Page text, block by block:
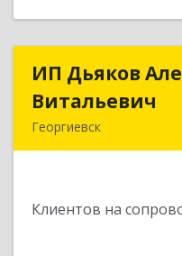
ИП Дьяков
Витальевич
Георгиевск
Клиентов на
ИП